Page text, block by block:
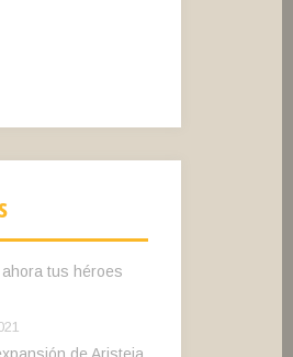
tus héroes
de Aristeia